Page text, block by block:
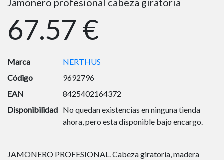
Jamonero profesional cabeza giratoria
67.57 €
Marca
NERTHUS
Código
9692796
EAN
8425402164372
Disponibilidad No quedan existencias en ninguna tienda
ahora, pero esta disponible bajo encargo.
JAMONERO PROFESIONAL. Cabeza giratoria, madera